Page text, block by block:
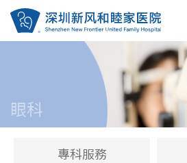
眼科
專科服務